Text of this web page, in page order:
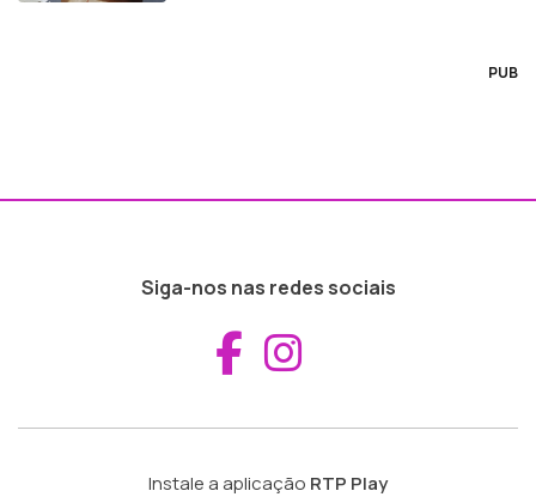
PUB
Siga-nos nas redes sociais
Aceder ao
Instale a aplicação RTP Play